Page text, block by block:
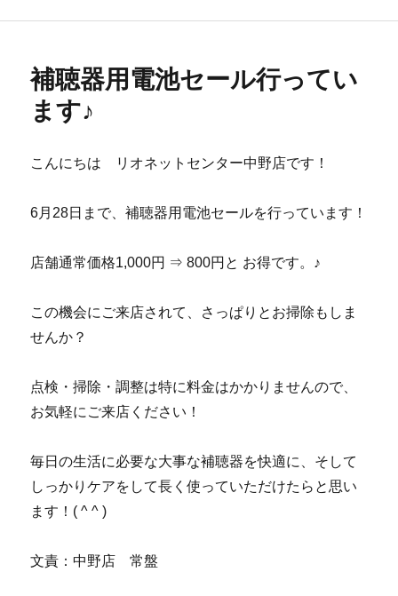
補聴器用電池セール行ってい
ます♪
こんにちは リオネットセンター中野店です！
6月28日まで、補聴器用電池セールを行っています！
店舗通常価格1,000円 ⇒ 800円と お得です。♪
この機会にご来店されて、さっぱりとお掃除もしま
せんか？
点検・掃除・調整は特に料金はかかりませんので、
お気軽にご来店ください！
毎日の生活に必要な大事な補聴器を快適に、そして
しっかりケアをして長く使っていただけたらと思い
ます！( ^ ^ )
文責：中野店 常盤